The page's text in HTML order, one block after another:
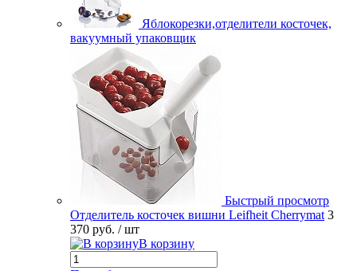
Яблокорезки,отделители косточек,
вакуумный упаковщик
Быстрый просмотр
Отделитель косточек вишни Leifheit Cherrymat 3
370 руб. / шт
В корзину